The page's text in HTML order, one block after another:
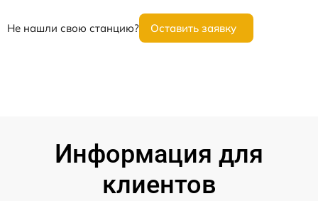
Не нашли свою станцию? Оставить заявку
Информация для
клиентов